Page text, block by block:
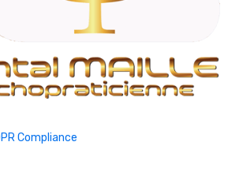
Compliance